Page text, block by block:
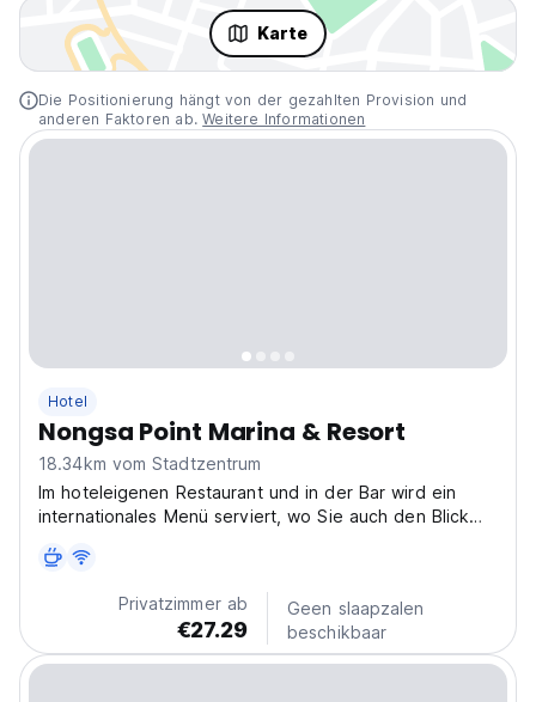
Karte
Die Positionierung hängt von der gezahlten Provision und
anderen Faktoren ab.Weitere Informationen
Hotel
Nongsa Point Marina & Resort
18.34km vom Stadtzentrum
Im hoteleigenen Restaurant und in der Bar wird ein
internationales Menü serviert, wo Sie auch den Blick
WLAN ist im gesamten Gebäude verfügbar.
Privatzimmer ab
€27.29
Geen slaapzalen
beschikbaar